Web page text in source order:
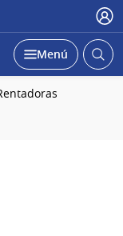
Desplegar
Menú Abrir